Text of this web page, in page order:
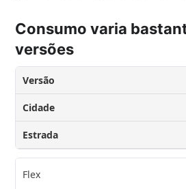
Consumo varia
versões
Versão
Cidade
Estrada
Flex